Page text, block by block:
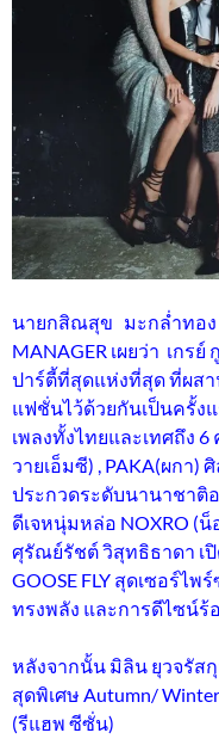
นายกสิณสุข มะกล่ำทอง
MANAGER เผยว่า เกร
ปาร์ตี้ที่สุดแห่งที่สุด ที่ผสา
แฟชั่นไว้ด้วยกันเป็นครั้ง
เพลงทั้งไทยและเทศถึง 6
วายเอ็มซี) , PAKA(ผกา)
ประกวดระดับนานาชาติ
ดีเจหนุ่มหล่อ NOXRO (
ศุรัณย์รัชต์ วิสุทธิธาดา เปิ
GOOSE FLY สุดเซอร์ไ
ทรงพลัง และการดีไซน์ร้
หลังจากนั้น มิลิน ยุวจรัส
สุดพิเศษ Autumn/
(รีแฮพ ซีซั่น)